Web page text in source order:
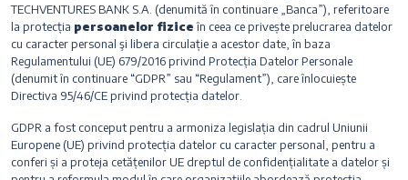
TECHVENTURES BANK S.A. (denumită în continuare „Banca”), referitoare
la protecția persoanelor fiziceîn ceea ce privește prelucrarea datelor
cu caracter personal şi libera circulație a acestor date, în baza
Regulamentului (UE) 679/2016 privind Protecția Datelor Personale
(denumit în continuare “GDPR” sau “Regulament”), care înlocuiește
Directiva 95/46/CE privind protecția datelor.
GDPR a fost conceput pentru a armoniza legislația din cadrul Uniunii
Europene (UE) privind protecția datelor cu caracter personal, pentru a
conferi și a proteja cetățenilor UE dreptul de confidențialitate a datelor și